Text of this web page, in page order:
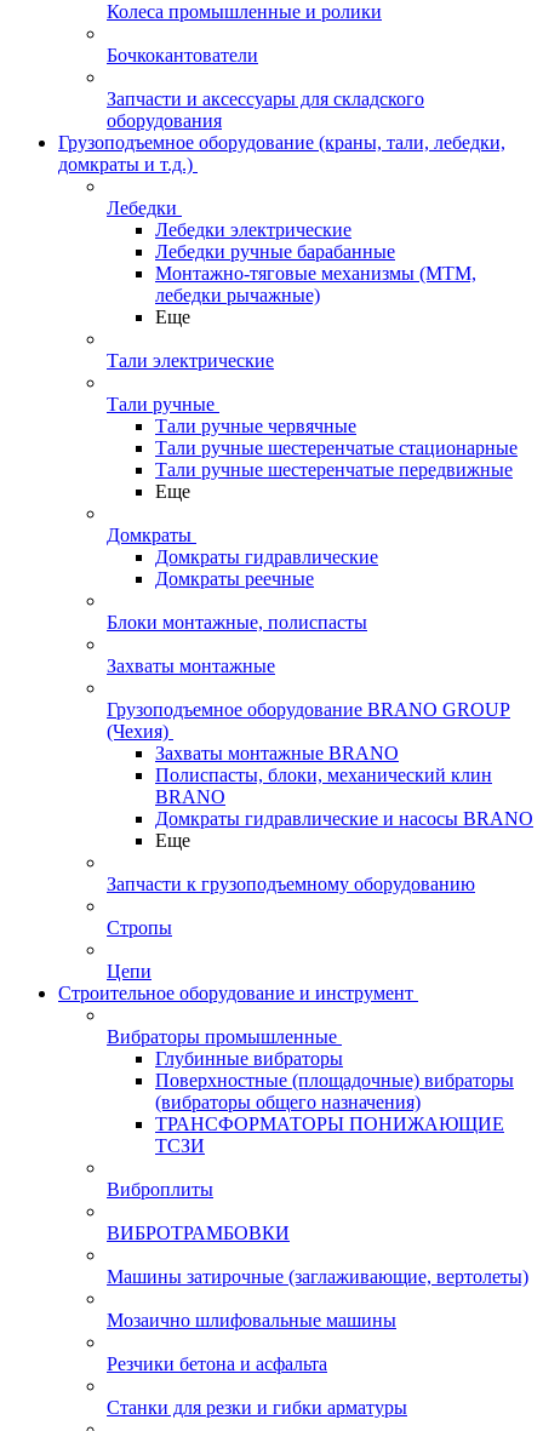
Колеса промышленные и ролики
Бочкокантователи
Запчасти и аксессуары для складского
оборудования
Грузоподъемное оборудование (краны, тали, лебедки,
домкраты и т.д.)
Лебедки
Лебедки электрические
Лебедки ручные барабанные
Монтажно-тяговые механизмы (МТМ,
лебедки рычажные)
Еще
Тали электрические
Тали ручные
Тали ручные червячные
Тали ручные шестеренчатые стационарные
Тали ручные шестеренчатые передвижные
Еще
Домкраты
Домкраты гидравлические
Домкраты реечные
Блоки монтажные, полиспасты
Захваты монтажные
Грузоподъемное оборудование BRANO GROUP
(Чехия)
Захваты монтажные BRANO
Полиспасты, блоки, механический клин
BRANO
Домкраты гидравлические и насосы BRANO
Еще
Запчасти к грузоподъемному оборудованию
Стропы
Цепи
Строительное оборудование и инструмент
Вибраторы промышленные
Глубинные вибраторы
Поверхностные (площадочные) вибраторы
(вибраторы общего назначения)
ТРАНСФОРМАТОРЫ ПОНИЖАЮЩИЕ
ТСЗИ
Виброплиты
ВИБРОТРАМБОВКИ
Машины затирочные (заглаживающие, вертолеты)
Мозаично шлифовальные машины
Резчики бетона и асфальта
Станки для резки и гибки арматуры